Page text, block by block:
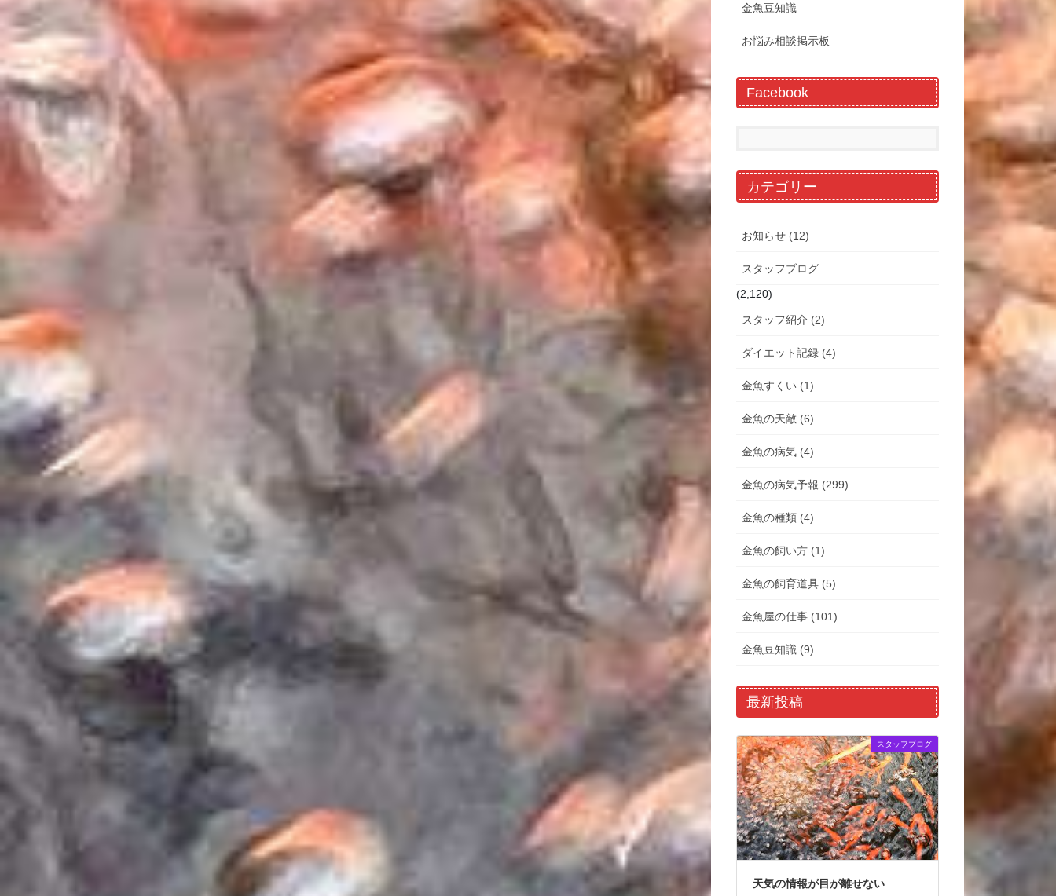
金魚豆知識
お悩み相談掲示板
Facebook
カテゴリー
お知らせ (12)
スタッフブログ
(2,120)
スタッフ紹介 (2)
ダイエット記録 (4)
金魚すくい (1)
金魚の天敵 (6)
金魚の病気 (4)
金魚の病気予報 (299)
金魚の種類 (4)
金魚の飼い方 (1)
金魚の飼育道具 (5)
金魚屋の仕事 (101)
金魚豆知識 (9)
最新投稿
スタッフブログ
天気の情報が目が離せない